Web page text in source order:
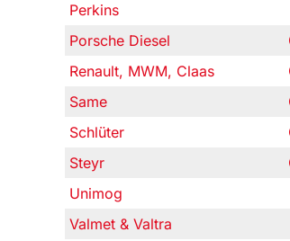
Perkins
Porsche Diesel
Renault, MWM, Claas
Same
Schlüter
Steyr
Unimog
Valmet & Valtra